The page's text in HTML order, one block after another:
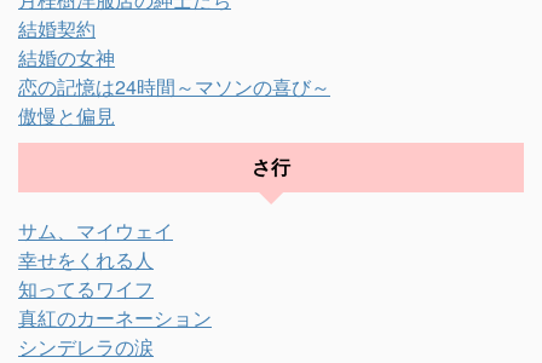
結婚契約
結婚の女神
恋の記憶は24時間～マソンの喜び～
傲慢と偏見
さ行
サム、マイウェイ
幸せをくれる人
知ってるワイフ
真紅のカーネーション
シンデレラの涙